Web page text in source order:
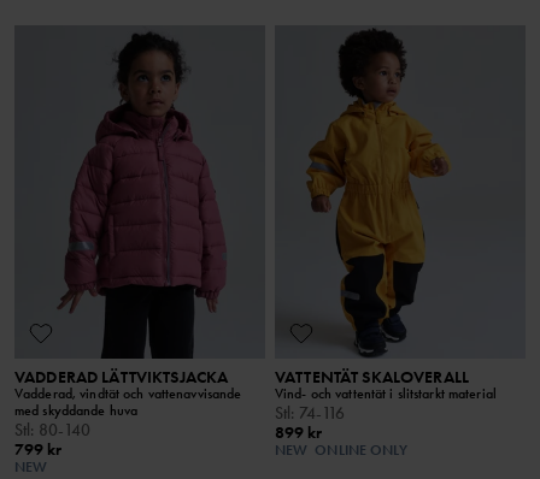
VADDERAD LÄTTVIKTSJACKA
Vadderad, vindtät och vattenavvisande
med skyddande huva
Stl: 80-140
799 kr
NEW
VATTENTÄT SKALOVERALL
Vind- och vattentät i slitstarkt material
Stl: 74-116
899 kr
NEW ONLINE ONLY